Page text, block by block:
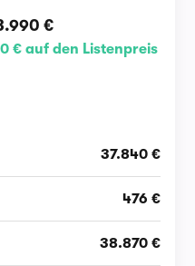
€
€ auf den Listenpreis
37.840 €
476 €
38.870 €